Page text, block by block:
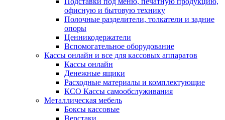
офисную и бытовую технику
Полочные разделители, толкатели и задние
опоры
Ценникодержатели
Вспомогательное оборудование
Кассы онлайн и все для кассовых аппаратов
Кассы онлайн
Денежные ящики
Расходные материалы и комплектующие
КСО Кассы самообслуживания
Металлическая мебель
Боксы кассовые
Верстаки